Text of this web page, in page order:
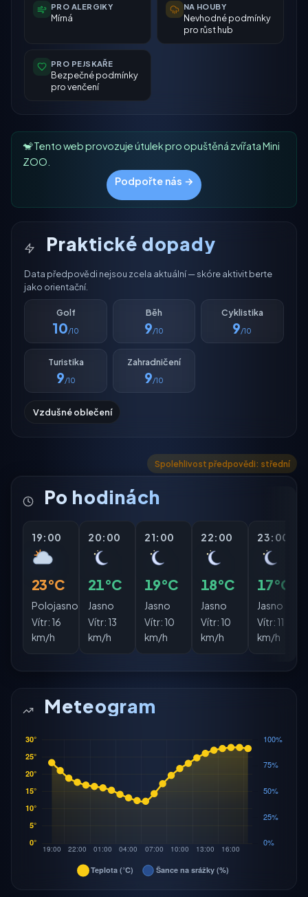
PRO ALERGIKY
Mírná
NA HOUBY
Nevhodné podmínky
pro růst hub
PRO PEJSKAŘE
Bezpečné podmínky
pro venčení
🐒 Tento web provozuje útulek pro opuštěná zvířata Mini
ZOO.
Podpořte nás →
Praktické dopady
Data předpovědi nejsou zcela aktuální — skóre aktivit berte
jako orientační.
Golf
10/10
Běh
9/10
Cyklistika
9/10
Turistika
9/10
Zahradničení
9/10
Vzdušné oblečení
Spolehlivost předpovědi: střední
Po hodinách
19:00
23°C
Polojasno
Vítr: 16
km/h
20:00
21°C
Jasno
Vítr: 13
km/h
21:00
19°C
Jasno
Vítr: 10
km/h
22:00
18°C
Jasno
Vítr: 10
km/h
23:00
17°C
Jasno
Vítr: 11
km/h
Meteogram